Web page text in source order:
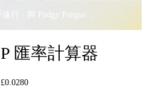
跨越冰原，攜手遠行 · 與 Pudgy Penguins 搖擺瓜分
匯率計算器